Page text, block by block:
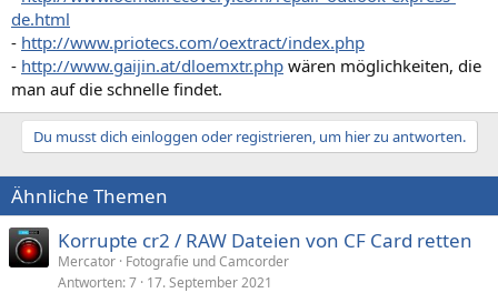
de.html
- http://www.priotecs.com/oextract/index.php
- http://www.gaijin.at/dloemxtr.php wären möglichkeiten, die
man auf die schnelle findet.
Du musst dich einloggen oder registrieren, um hier zu antworten.
Ähnliche Themen
Korrupte cr2 / RAW Dateien von CF Card retten
Mercator Fotografie und Camcorder
Antworten 7 17. September 2021